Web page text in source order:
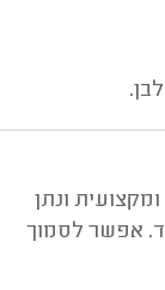
ונתן
אפשר לסמוך